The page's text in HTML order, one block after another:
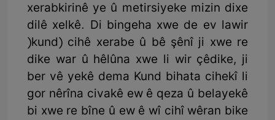
xerabkirinê ye û metirsiyeke mizin dixe
dilê xelkê. Di bingeha xwe de ev lawir
)kund) cihê xerabe û bê şênî ji xwe re
dike war û hêlûna xwe li wir çêdike, ji
ber vê yekê dema Kund bihata cihekî li
gor nêrîna civakê ew ê qeza û belayekê
bi xwe re bîne û ew ê wî cihî wêran bike